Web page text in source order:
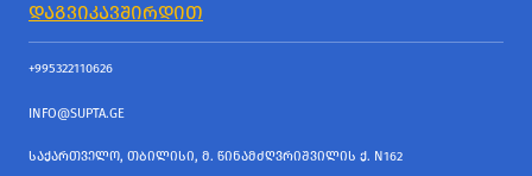
ᲓᲐᲒᲕᲘᲙᲐᲕᲨᲘᲠᲓᲘᲗ
+995322110626
INFO@SUPTA.GE
ᲡᲐᲥᲐᲠᲗᲕᲔᲚᲝ, ᲗᲑᲘᲚᲘᲡᲘ, Მ. ᲬᲘᲜᲐᲛᲫᲦᲕᲠᲘᲨᲕᲘᲚᲘᲡ Ქ. N162